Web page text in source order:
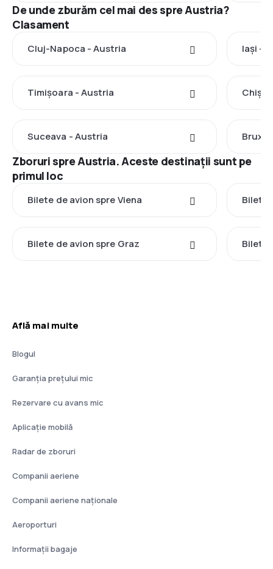
De unde zburăm cel mai des spre Austria?
Clasament
Cluj-Napoca - Austria Iași -
Timișoara - Austria
Suceava - Austria
Zboruri spre Austria. Aceste destinații sunt pe
primul loc
Bilete de avion spre Viena Bilete
Bilete de avion spre Graz Bilete
Află mai multe
Blogul
Garanția prețului mic
Rezervare cu avans mic
Aplicație mobilă
Radar de zboruri
Companii aeriene
Companii aeriene naţionale
Aeroporturi
Informații bagaje